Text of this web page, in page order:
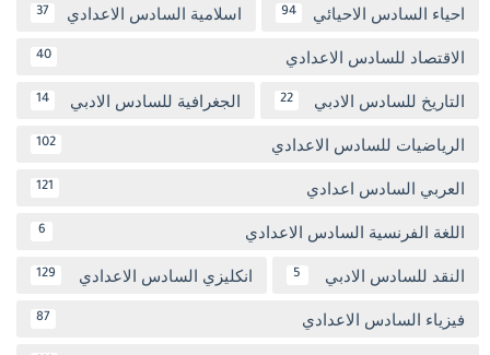
احياء السادس الاحيائي 94 اسلامية السادس الاعدادي 37
الاقتصاد للسادس الاعدادي 40
التاريخ للسادس الادبي 22 الجغرافية للسادس الادبي 14
الرياضيات للسادس الاعدادي 102
العربي السادس اعدادي 121
اللغة الفرنسية السادس الاعدادي 6
النقد للسادس الادبي 5 انكليزي السادس الاعدادي 129
فيزياء السادس الاعدادي 87